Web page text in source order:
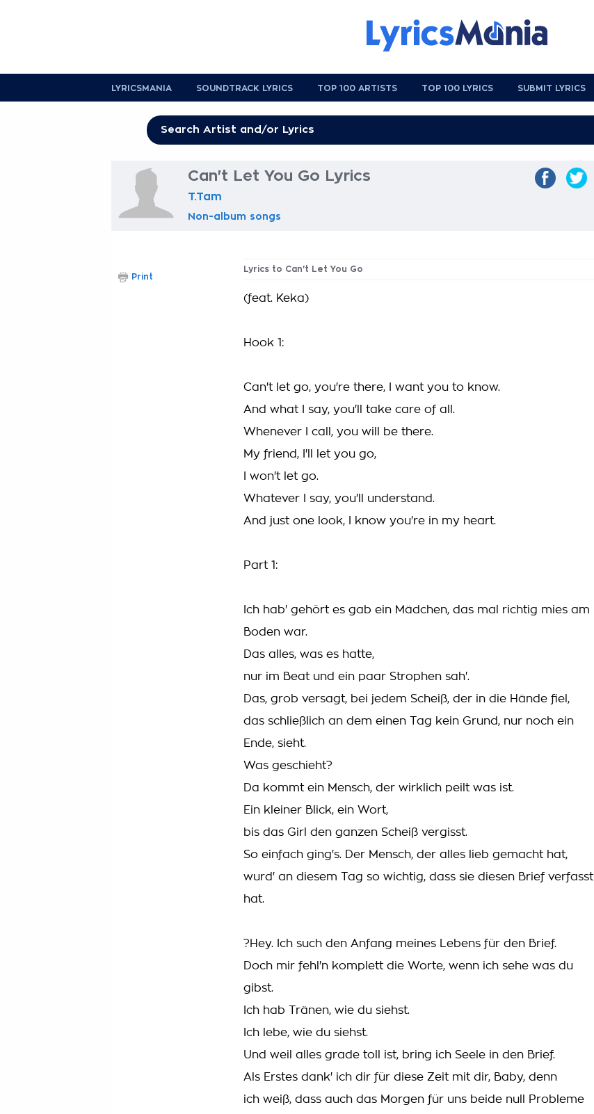
LYRICSMANIA SOUNDTRACK LYRICS TOP 100 ARTISTS TOP 100 LYRICS SUBMIT LYRICS
Can't Let You Go Lyrics
T.Tam
Non-album songs
Lyrics to Can't Let You Go
(feat. Keka)
Hook 1:
Can't let go, you're there, I want you to know.
And what I say, you'll take care of all.
Whenever I call, you will be there.
My friend, I'll let you go,
I won't let go.
Whatever I say, you'll understand.
And just one look, I know you're in my heart.
Part 1:
Ich hab' gehört es gab ein Mädchen, das mal richtig mies am
Boden war.
Das alles, was es hatte,
nur im Beat und ein paar Strophen sah'.
Das, grob versagt, bei jedem Scheiß, der in die Hände fiel,
das schließlich an dem einen Tag kein Grund, nur noch ein
Ende, sieht.
Was geschieht?
Da kommt ein Mensch, der wirklich peilt was ist.
Ein kleiner Blick, ein Wort,
bis das Girl den ganzen Scheiß vergisst.
So einfach ging's. Der Mensch, der alles lieb gemacht hat,
wurd' an diesem Tag so wichtig, dass sie diesen Brief verfasst
hat.
?Hey. Ich such den Anfang meines Lebens für den Brief.
Doch mir fehl'n komplett die Worte, wenn ich sehe was du
gibst.
Ich hab Tränen, wie du siehst.
Ich lebe, wie du siehst.
Und weil alles grade toll ist, bring ich Seele in den Brief.
Als Erstes dank' ich dir für diese Zeit mit dir, Baby, denn
ich weiß, dass auch das Morgen für uns beide null Probleme
Print